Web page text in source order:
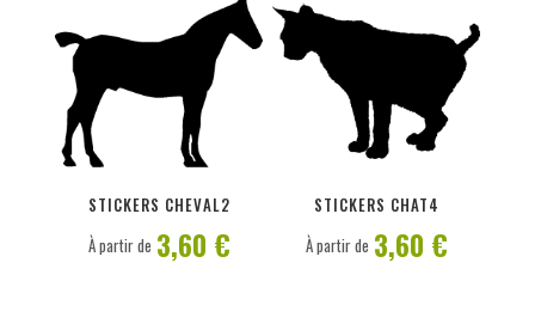
STICKERS CHEVAL2
À partir de 3,60 €
STICKERS CHAT4
À partir de 3,60 €